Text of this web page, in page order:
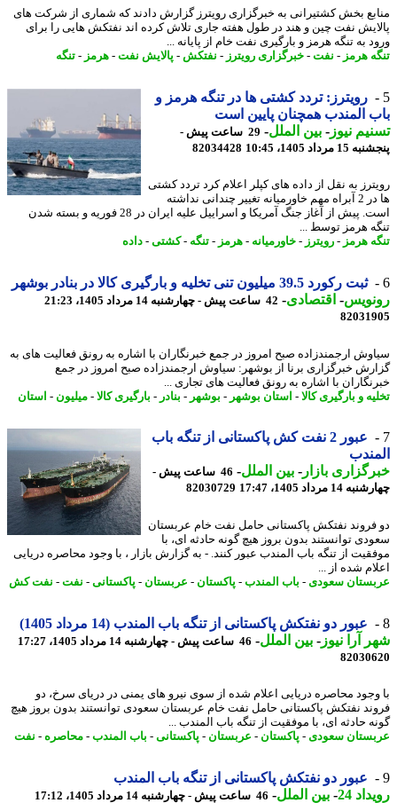
بخش کشتیرانی به خبرگزاری رویترز گزارش دادند که شماری از شرکت های
نفت چین و هند در طول هفته جاری تلاش کرده اند نفتکش هایی را برای
به تنگه هرمز و بارگیری نفت خام از پایانه ...
هرمز- نفت -خبرگزاری رویترز-نفتکش-پالایش نفت -هرمز- تنگه
رویترز: تردد کشتی ها در تنگه هرمز و
المندب همچنان پایین است
نیوز-بین الملل-
29 ساعت پیش -
1405، 10:45
82034428
به نقل از داده های کپلر اعلام کرد تردد کشتی
ها در 2 آبراه مهم خاورمیانه تغییر چندانی نداشته
است. پیش از آغاز جنگ آمریکا و اسراییل علیه ایران در 28 فوریه و بسته شدن
هرمز توسط ...
هرمز- رویترز-خاورمیانه-هرمز- تنگه -کشتی-داده
ثبت رکورد 39.5 میلیون تنی تخلیه و بارگیری کالا در بنادر بوشهر
-اقتصادی-42 ساعت پیش - چهارشنبه 14 مرداد 1405، 21:23
ارجمندزاده صبح امروز در جمع خبرنگاران با اشاره به رونق فعالیت های به
خبرگزاری برنا از بوشهر: سیاوش ارجمندزاده صبح امروز در جمع
با اشاره به رونق فعالیت های تجاری ...
و بارگیری کالا-استان بوشهر-بوشهر-بنادر -بارگیری کالا-میلیون-استان
عبور 2 نفت کش پاکستانی از تنگه باب
بازار- بین الملل-
46 ساعت پیش -
مرداد 1405، 17:47
82030729
نفتکش پاکستانی حامل نفت خام عربستان
توانستند بدون بروز هیچ گونه حادثه ای، با
از تنگه باب المندب عبور کنند. - به گزارش بازار ، با وجود محاصره دریایی
شده از ...
سعودی-باب المندب-پاکستان-عربستان-پاکستانی-نفت -نفت کش
عبور دو نفتکش پاکستانی از تنگه باب المندب (14 مرداد 1405)
آرا نیوز-بین الملل-46 ساعت پیش - چهارشنبه 14 مرداد 1405، 17:27
محاصره دریایی اعلام شده از سوی نیرو های یمنی در دریای سرخ، دو
نفتکش پاکستانی حامل نفت خام عربستان سعودی توانستند بدون بروز هیچ
حادثه ای، با موفقیت از تنگه باب المندب ...
سعودی-پاکستان-عربستان-پاکستانی-باب المندب-محاصره-نفت
عبور دو نفتکش پاکستانی از تنگه باب المندب
24
-بین الملل-46 ساعت پیش - چهارشنبه 14 مرداد 1405، 17:12